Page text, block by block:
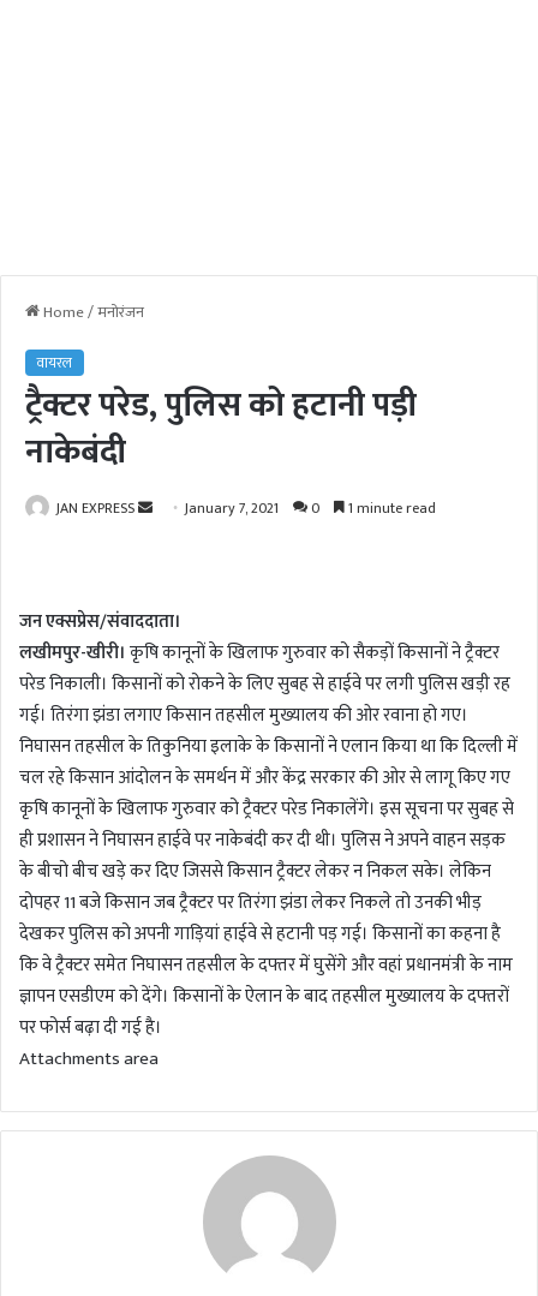
Home/मनोरंजन
वायरल
ट्रैक्टर परेड, पुलिस को हटानी पड़ी
नाकेबंदी
JAN EXPRESS
a
n
e
m
a
i
l
January 7, 2021 0 1 minute read
जन एक्सप्रेस/संवाददाता।
लखीमपुर-खीरी। कृषि कानूनों के खिलाफ गुरुवार को सैकड़ों किसानों ने ट्रैक्टर
परेड निकाली। किसानों को रोकने के लिए सुबह से हाईवे पर लगी पुलिस खड़ी रह
गई। तिरंगा झंडा लगाए किसान तहसील मुख्यालय की ओर रवाना हो गए।
निघासन तहसील के तिकुनिया इलाके के किसानों ने एलान किया था कि दिल्ली में
चल रहे किसान आंदोलन के समर्थन में और केंद्र सरकार की ओर से लागू किए गए
कृषि कानूनों के खिलाफ गुरुवार को ट्रैक्टर परेड निकालेंगे। इस सूचना पर सुबह से
ही प्रशासन ने निघासन हाईवे पर नाकेबंदी कर दी थी। पुलिस ने अपने वाहन सड़क
के बीचो बीच खड़े कर दिए जिससे किसान ट्रैक्टर लेकर न निकल सके। लेकिन
दोपहर 11 बजे किसान जब ट्रैक्टर पर तिरंगा झंडा लेकर निकले तो उनकी भीड़
देखकर पुलिस को अपनी गाड़ियां हाईवे से हटानी पड़ गई। किसानों का कहना है
कि वे ट्रैक्टर समेत निघासन तहसील के दफ्तर में घुसेंगे और वहां प्रधानमंत्री के नाम
ज्ञापन एसडीएम को देंगे। किसानों के ऐलान के बाद तहसील मुख्यालय के दफ्तरों
पर फोर्स बढ़ा दी गई है।
Attachments area